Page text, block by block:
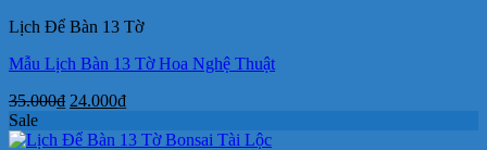
24.000₫.
Lịch Để Bàn 13 Tờ
Mẫu Lịch Bàn 13 Tờ Hoa Nghệ Thuật
35.000₫ Giá
là:
24.000₫Giá
tại
Sale